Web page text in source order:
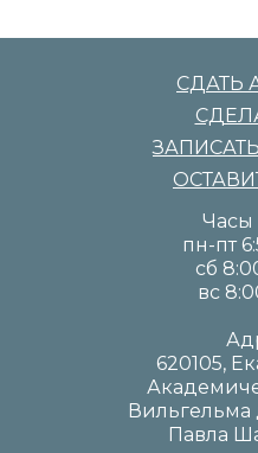
СДАТЬ
Часы
пн-пт
сб
вс
620105,
Вильгельма
Павла